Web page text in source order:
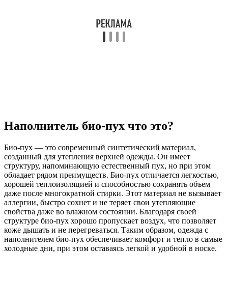
Наполнитель био-пух что это?
Био-пух — это современный синтетический материал,
созданный для утепления верхней одежды. Он имеет
структуру, напоминающую естественный пух, но при этом
обладает рядом преимуществ. Био-пух отличается легкостью,
хорошей теплоизоляцией и способностью сохранять объем
даже после многократной стирки. Этот материал не вызывает
аллергии, быстро сохнет и не теряет свои утепляющие
свойства даже во влажном состоянии. Благодаря своей
структуре био-пух хорошо пропускает воздух, что позволяет
коже дышать и не перегреваться. Таким образом, одежда с
наполнителем био-пух обеспечивает комфорт и тепло в самые
холодные дни, при этом оставаясь легкой и удобной в носке.